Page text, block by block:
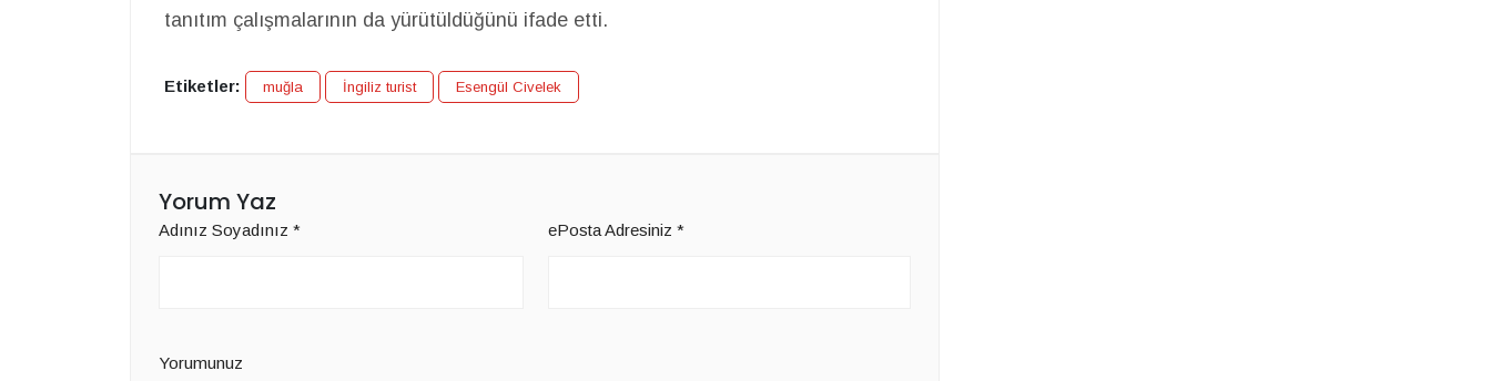
tanıtım çalışmalarının da yürütüldüğünü ifade etti.
Etiketler: muğla İngiliz turist Esengül Civelek
Yorum Yaz
Adınız Soyadınız * ePosta Adresiniz *
Yorumunuz